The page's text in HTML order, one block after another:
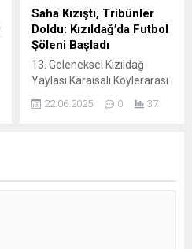
yayan tonlarca atığı
temizledi. Belediyeye iletilen
şikâyeti değerlendiren
ekipler, Meydan Mahallesi
39023 sokaktaki bir müstakil
evin...
Saha Kızıştı, Tribünler
Doldu: Kızıldağ’da Futbol
Şöleni Başladı
13. Geleneksel Kızıldağ
Yaylası Karaisalı Köylerarası
bir açılışla başladı.
22.06.2025 0 37